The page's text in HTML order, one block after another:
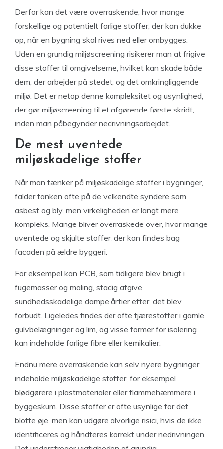
Derfor kan det være overraskende, hvor mange
forskellige og potentielt farlige stoffer, der kan dukke
op, når en bygning skal rives ned eller ombygges.
Uden en grundig miljøscreening risikerer man at frigive
disse stoffer til omgivelserne, hvilket kan skade både
dem, der arbejder på stedet, og det omkringliggende
miljø. Det er netop denne kompleksitet og usynlighed,
der gør miljøscreening til et afgørende første skridt,
inden man påbegynder nedrivningsarbejdet.
De mest uventede
miljøskadelige stoffer
Når man tænker på miljøskadelige stoffer i bygninger,
falder tanken ofte på de velkendte syndere som
asbest og bly, men virkeligheden er langt mere
kompleks. Mange bliver overraskede over, hvor mange
uventede og skjulte stoffer, der kan findes bag
facaden på ældre byggeri.
For eksempel kan PCB, som tidligere blev brugt i
fugemasser og maling, stadig afgive
sundhedsskadelige dampe årtier efter, det blev
forbudt. Ligeledes findes der ofte tjærestoffer i gamle
gulvbelægninger og lim, og visse former for isolering
kan indeholde farlige fibre eller kemikalier.
Endnu mere overraskende kan selv nyere bygninger
indeholde miljøskadelige stoffer, for eksempel
blødgørere i plastmaterialer eller flammehæmmere i
byggeskum. Disse stoffer er ofte usynlige for det
blotte øje, men kan udgøre alvorlige risici, hvis de ikke
identificeres og håndteres korrekt under nedrivningen.